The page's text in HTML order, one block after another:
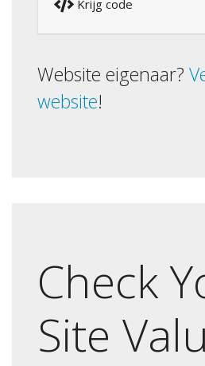
Krijg code
Website eigenaar?
website!
Check
Site